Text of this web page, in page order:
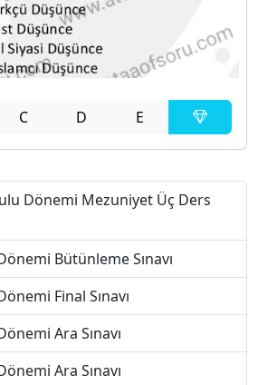
C D E
Dönemi Mezuniyet Üç Ders
Bütünleme Sınavı
Final Sınavı
Ara Sınavı
Ara Sınavı